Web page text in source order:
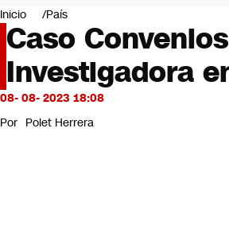
Mundo
Negocios
Deportes
Programas completos
Cultura
Servicios
Bits
CNN Data
Inicio País
Caso
Investigadora
08- 08- 2023 18:08
Por Polet Herrera